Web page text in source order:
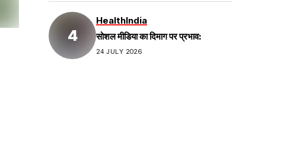
HealthIndia
सोशल मीडिया का दिमाग पर प्रभाव:
24 JULY 2026